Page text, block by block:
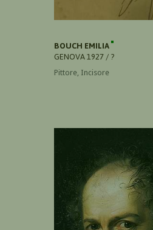
BOUCH EMILIA
GENOVA 1927 / ?
Pittore, Incisore